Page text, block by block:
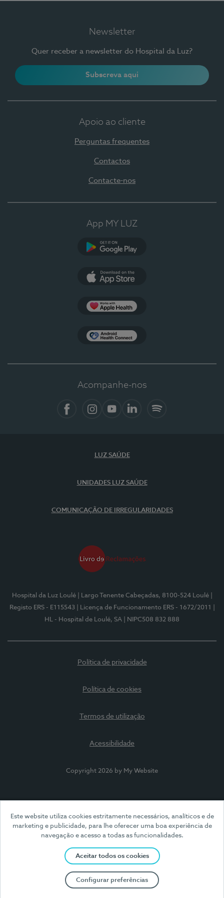
Este website utiliza cookies estritamente necessários, analíticos e de
marketing e publicidade, para lhe oferecer uma boa experiência de
navegação e acesso a todas as funcionalidades.
Aceitar todos os cookies
Configurar preferências
Newsletter
Quer receber a newsletter do Hospital da Luz?
Subscreva aqui
Apoio ao cliente
Perguntas frequentes
Contactos
Contacte-nos
App MY LUZ
Acompanhe-nos
LUZ SAÚDE
UNIDADES LUZ SAÚDE
COMUNICAÇÃO DE IRREGULARIDADES
Hospital da Luz Loulé | Largo Tenente Cabeçadas, 8100-524 Loulé
Registo ERS - E115543
| Licença de Funcionamento ERS - 1672/2011
HL - Hospital de Loulé, SA
| NIPC508 832 888
Política de privacidade
Política de cookies
Termos de utilização
Acessibilidade
Copyright 2026 by My Website